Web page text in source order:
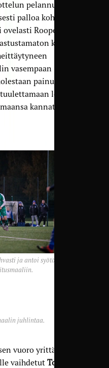
pelannut Eetu
palloa kohti
Roope
kuti
vasempaan
painui
lopulta
kannattajien
ja antoi syötön Roope
juhlintaa.
vuoro yrittää, kun
vaihdetut Topias